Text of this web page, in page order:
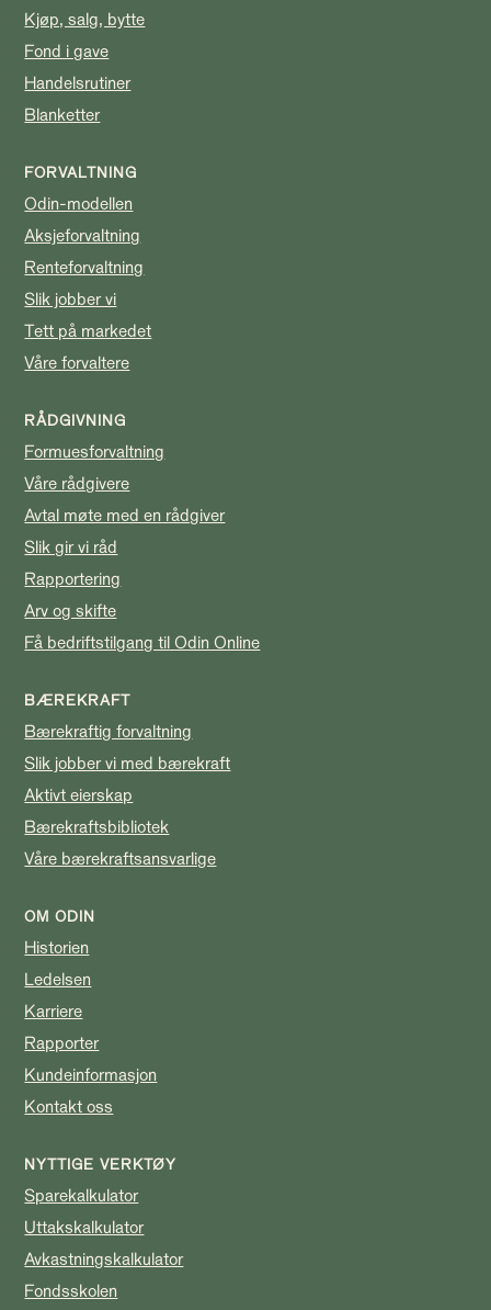
Kjøp, salg, bytte
Fond i gave
Handelsrutiner
Blanketter
FORVALTNING
Odin-modellen
Aksjeforvaltning
Renteforvaltning
Slik jobber vi
Tett på markedet
Våre forvaltere
RÅDGIVNING
Formuesforvaltning
Våre rådgivere
Avtal møte med en rådgiver
Slik gir vi råd
Rapportering
Arv og skifte
Få bedriftstilgang til Odin Online
BÆREKRAFT
Bærekraftig forvaltning
Slik jobber vi med bærekraft
Aktivt eierskap
Bærekraftsbibliotek
Våre bærekraftsansvarlige
OM ODIN
Historien
Ledelsen
Karriere
Rapporter
Kundeinformasjon
Kontakt oss
NYTTIGE VERKTØY
Sparekalkulator
Uttakskalkulator
Avkastningskalkulator
Fondsskolen